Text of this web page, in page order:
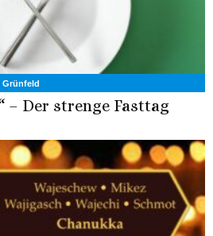
Grünfeld
– Der strenge Fasttag